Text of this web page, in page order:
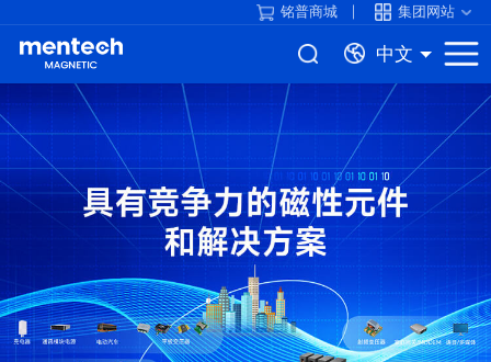
铭普商城 集团网站
中文